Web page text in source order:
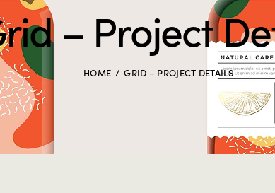
– Project
HOME GRID – PROJECT DETAILS